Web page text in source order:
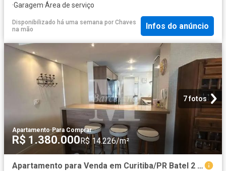
·Garagem·Área de serviço
Disponibilizado há uma semana por Chaves
na mão
Infos do anúncio
7 fotos
Apartamento· Para Comprar
R$ 1.380.000R$ 14.226/m²
Apartamento para Venda em Curitiba/PR Batel 2 Quartos